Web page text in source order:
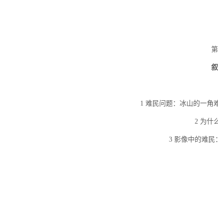
1 难民问题：冰山的一角
2 为什
3 影像中的难民